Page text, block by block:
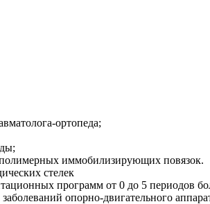
ортопеда;
иммобилизирующих повязок.
стелек
программ от 0 до 5 периодов
опорно-двигательного